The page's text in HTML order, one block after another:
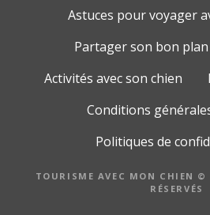
Astuces pour voyager
Partager son bon
Activités avec son chien
Conditions
Politiques de
TOURISME AVEC MON CHIEN
RÉSERVÉS